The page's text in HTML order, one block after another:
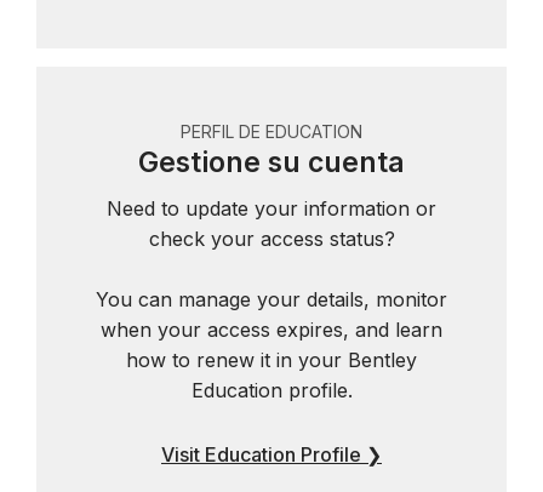
PERFIL DE EDUCATION
Gestione su cuenta
Need to update your information or
check your access status?
You can manage your details, monitor
when your access expires, and learn
how to renew it in your Bentley
Education profile.
Visit Education Profile ❯